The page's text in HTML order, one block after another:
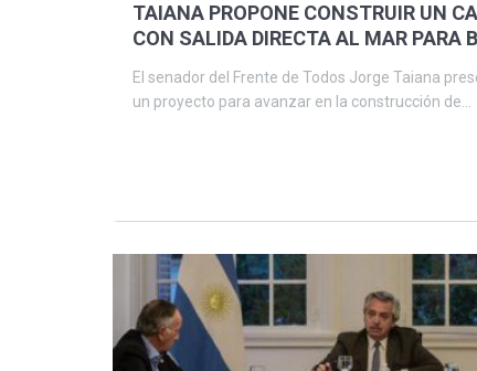
TAIANA PROPONE CONSTRUIR UN
CON SALIDA DIRECTA AL MAR PARA
El senador del Frente de Todos Jorge Taiana
un proyecto para avanzar en la construcción de...